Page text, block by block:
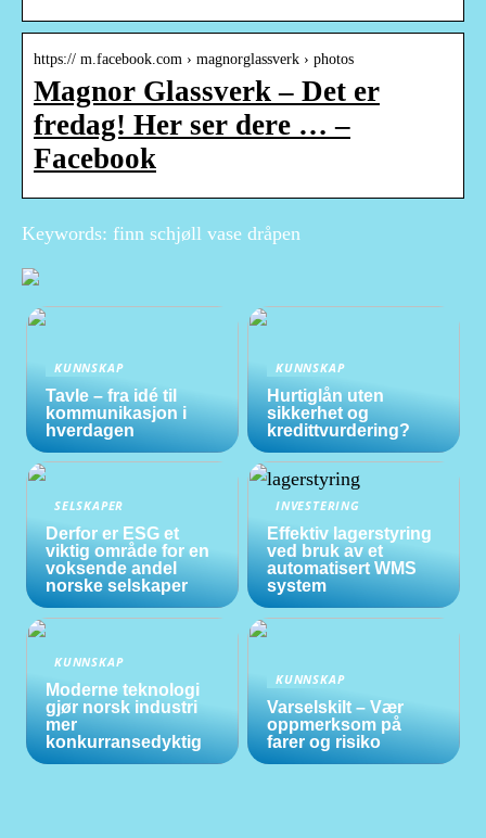
https:// m.facebook.com › magnorglassverk › photos
Magnor Glassverk – Det er
fredag! Her ser dere … –
Facebook
Keywords: finn schjøll vase dråpen
KUNNSKAP
Tavle – fra idé til
kommunikasjon i
hverdagen
KUNNSKAP
Hurtiglån uten
sikkerhet og
kredittvurdering?
SELSKAPER
Derfor er ESG et
viktig område for en
voksende andel
norske selskaper
INVESTERING
Effektiv lagerstyring
ved bruk av et
automatisert WMS
system
KUNNSKAP
Moderne teknologi
gjør norsk industri
mer
konkurransedyktig
KUNNSKAP
Varselskilt – Vær
oppmerksom på
farer og risiko